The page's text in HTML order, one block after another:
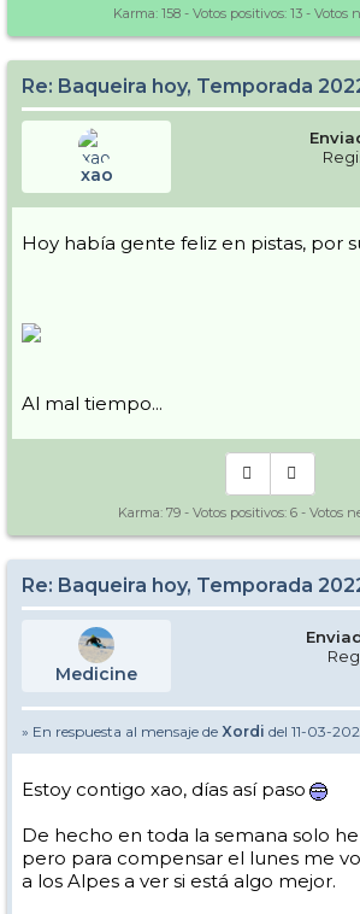
Karma: 158 - Votos positivos: 13 - Votos
Re: Baqueira hoy, Temporada
xao
Hoy había gente feliz en pistas, por
Al mal tiempo...
Karma: 79 - Votos positivos: 6 - Votos
Re: Baqueira hoy, Temporada
Medicine
» En respuesta al mensaje de Xordi del 11-03-
Estoy contigo xao, días así paso
De hecho en toda la semana solo
pero para compensar el lunes me
a los Alpes a ver si está algo mejor.